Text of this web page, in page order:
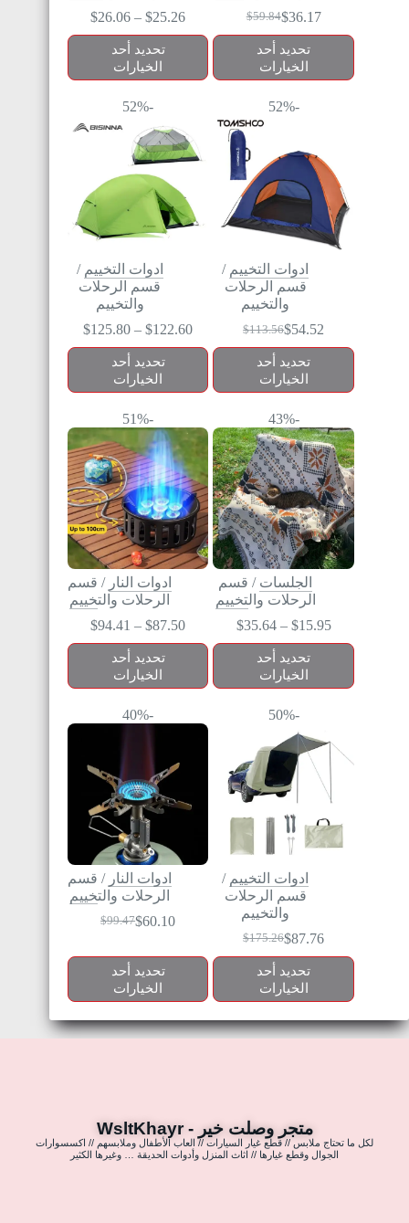
$59.84$36.17
تحديد أحد
الخيارات
$25.26
–
$26.06
تحديد أحد
الخيارات
-52%
ادوات التخييم /
قسم الرحلات
والتخييم
$113.56$54.52
تحديد أحد
الخيارات
-52%
ادوات التخييم /
قسم الرحلات
والتخييم
$122.60
–
$125.80
تحديد أحد
الخيارات
-43%
الجلسات / قسم
الرحلات والتخييم
$15.95
–
$35.64
تحديد أحد
الخيارات
-51%
ادوات النار / قسم
الرحلات والتخييم
$87.50
–
$94.41
تحديد أحد
الخيارات
-50%
ادوات التخييم /
قسم الرحلات
والتخييم
$175.26$87.76
تحديد أحد
الخيارات
-40%
ادوات النار / قسم
الرحلات والتخييم
$99.47$60.10
تحديد أحد
الخيارات
متجر وصلت خير - WsltKhayr
لكل ما تحتاج ملابس // قطع غيار السيارات // العاب الأطفال وملابسهم // اكسسوارات
الجوال وقطع غيارها // اثاث المنزل وأدوات الحديقة … وغيرها الكثير